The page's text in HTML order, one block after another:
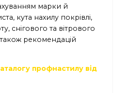
марки й
кута нахилу покрівлі,
снігового та вітрового
рекомендацій
профнастилу від